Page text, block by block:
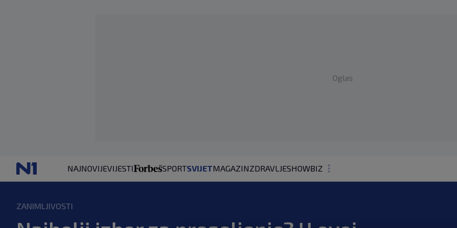
Oglas
NAJNOVIJEVIJESTI SPORTSVIJETMAGAZINZDRAVLJESHOWBIZ
ZANIMLJIVOSTI